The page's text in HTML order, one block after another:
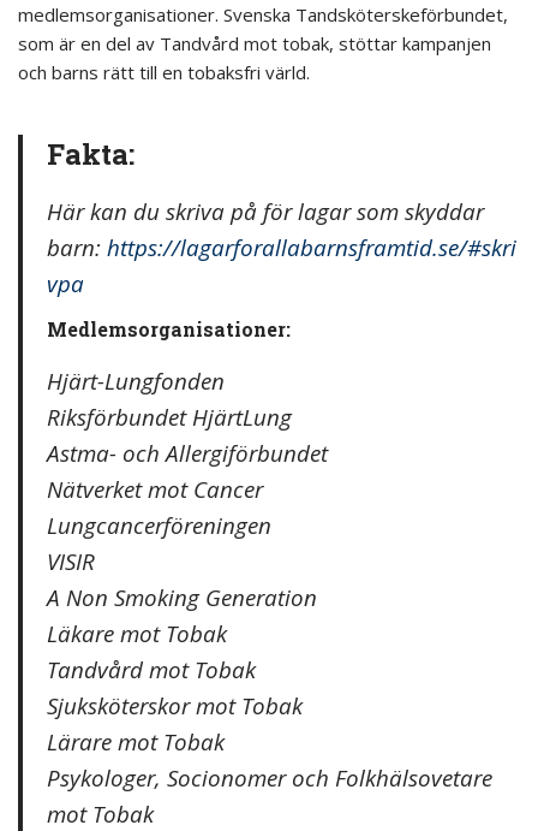
medlemsorganisationer. Svenska Tandsköterskeförbundet,
som är en del av Tandvård mot tobak, stöttar kampanjen
och barns rätt till en tobaksfri värld.
Fakta:
Här kan du skriva på för lagar som skyddar
barn: https://lagarforallabarnsframtid.se/#skri
vpa
Medlemsorganisationer:
Hjärt-Lungfonden
Riksförbundet HjärtLung
Astma- och Allergiförbundet
Nätverket mot Cancer
Lungcancerföreningen
VISIR
A Non Smoking Generation
Läkare mot Tobak
Tandvård mot Tobak
Sjuksköterskor mot Tobak
Lärare mot Tobak
Psykologer, Socionomer och Folkhälsovetare
mot Tobak